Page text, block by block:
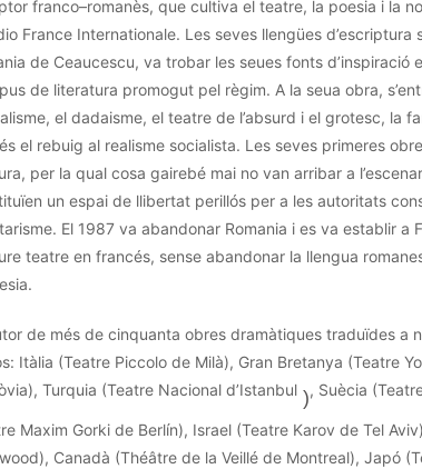
franco–romanès, que cultiva el teatre, la poesia i la
France Internationale. Les seves llengües
de Ceaucescu, va trobar les seues fonts d’inspiració
de literatura promogut pel règim. A la seua obra,
el dadaisme, el teatre de l’absurd i el grotesc, la
el rebuig al realisme socialista. Les seves primeres
per la qual cosa gairebé mai no van arribar a
un espai de llibertat perillós per a les autoritats
El 1987 va abandonar Romania i es va establir a
teatre en francés, sense abandonar la llengua
de més de cinquanta obres dramàtiques traduïdes a
Itàlia (Teatre Piccolo de Milà), Gran Bretanya (Teatre
Turquia (Teatre Nacional d’Istanbul ), Suècia
Maxim Gorki de Berlín), Israel (Teatre Karov de Tel
Canadà (Théâtre de la Veillé de Montreal), Japó